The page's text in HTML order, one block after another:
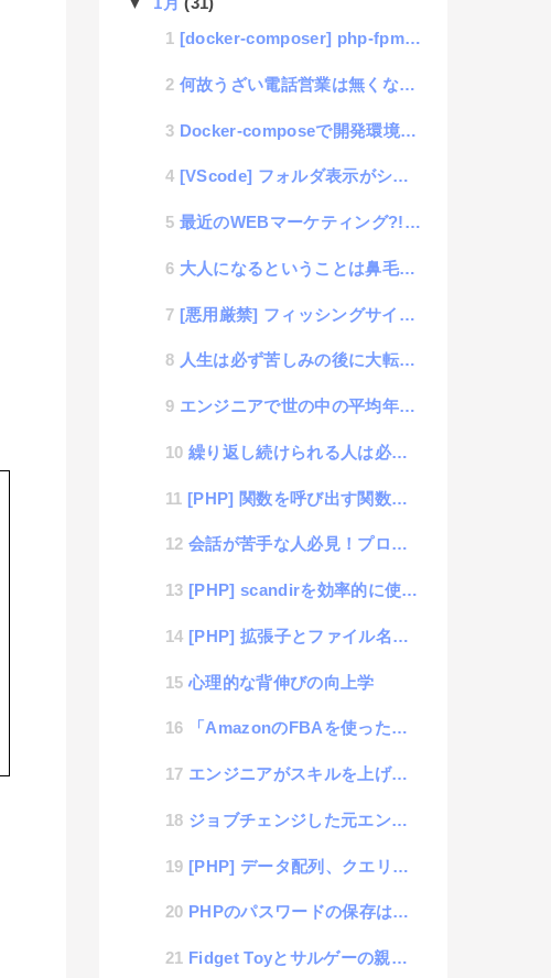
[docker-composer] php-fpmのsendmailが使えない問題の解消法
何故うざい電話営業は無くならないのか？
Docker-composeで開発環境を作るのが良いことに今頃気がついたあるエンジニアの気付き
[VScode] フォルダ表示がシンプル化されて使いづらい時の対処方法
最近のWEBマーケティング?! MAU,WAU,DAUがようやく理解できた話
大人になるということは鼻毛との戦い
[悪用厳禁] フィッシングサイトはいとも簡単に作れてしまう
人生は必ず苦しみの後に大転換がある
エンジニアで世の中の平均年収より少ない人の話
繰り返し続けられる人は必ず尊敬される
[PHP] 関数を呼び出す関数を使って高速フレームワークの構築する方法
会話が苦手な人必見！プロがやってる途切れない会話術
[PHP] scandirを効率的に使う方法
[PHP] 拡張子とファイル名を抜き出す正規表現でハマった話
心理的な背伸びの向上学
「AmazonのFBAを使った返品詐欺というのが流行っているらしい」という話を人から聞いた件
エンジニアがスキルを上げるために仕事で経験しないといけないという間違った考え
ジョブチェンジした元エンジニアの特徴
[PHP] データ配列、クエリパラメータ、JSONの相互変換
PHPのパスワードの保存は紆余曲折してpassword_hash関数がいいらしい
Fidget Toyとサルゲーの親近感